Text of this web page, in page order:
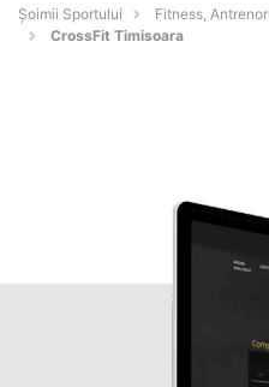
Șoimii Sportului
Fitness,
CrossFit Timisoara